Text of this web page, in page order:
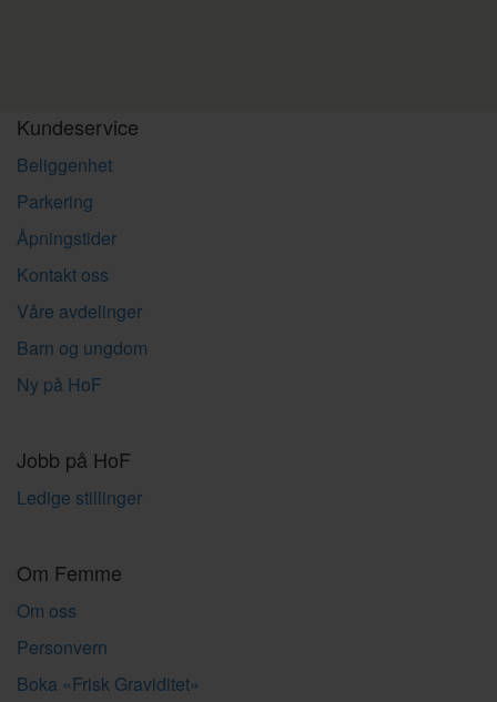
Kundeservice
Beliggenhet
Parkering
Åpningstider
Kontakt oss
Våre avdelinger
Barn og ungdom
Ny på HoF
Jobb på HoF
Ledige stillinger
Om Femme
Om oss
Personvern
Boka «Frisk Graviditet»